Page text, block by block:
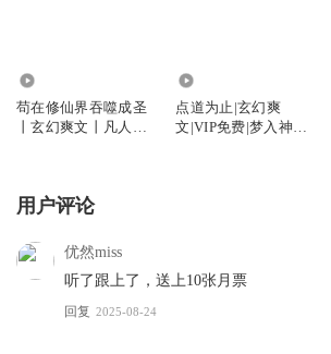
苟在修仙界吞噬成圣
丨玄幻爽文丨凡人流
点道为止|玄幻爽
文|VIP免费|梦入神机
用户评论
优然miss
听了跟上了，送上10张月票
回复 2025-08-24